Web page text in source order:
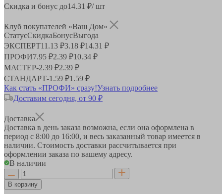
Скидка и бонус до14.31 ₽/ шт
Клуб покупателей «Ваш Дом»
СтатусСкидкаБонусВыгода
ЭКСПЕРТ11.13 ₽3.18 ₽14.31 ₽
ПРОФИ7.95 ₽2.39 ₽10.34 ₽
МАСТЕР-2.39 ₽2.39 ₽
СТАНДАРТ-1.59 ₽1.59 ₽
Как стать «ПРОФИ» сразу!Узнать подробнее
Доставим сегодня, от 90 ₽
Доставка
Доставка в день заказа возможна, если она оформлена в
период с 8:00 до 16:00, и весь заказанный товар имеется в
наличии. Стоимость доставки рассчитывается при
оформлении заказа по вашему адресу.
В наличии
В корзину